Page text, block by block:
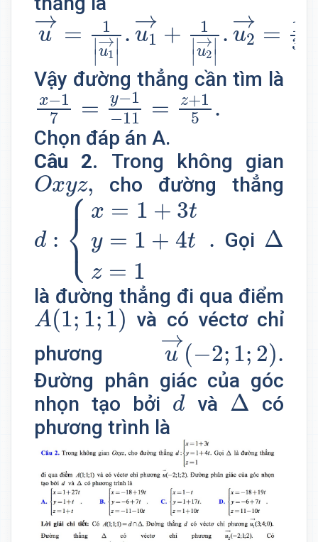
→
u =
1
∣
∣
→
u1
∣
∣
. →
u1 +
1
∣
∣
→
u2
∣
∣
. →
u2 =
1
3
u→=1|u →| → 1|u →
Vậy đường thẳng cần tìm là
x−1
7
= y−1
−11 = z+1
5
.
x−1 7=y−1−11= z+1 5.
Chọn đáp án A.
Câu 2. Trong không gian
Oxyz,
Oxyz, cho đường thẳng
d : ⎧
⎨
⎩
x = 1 + 3t
y = 1 + 4t
z = 1
.
d:{x=1 +3ty =1+4tz 1.
Gọi Δ
Δ
là đường thẳng đi qua điểm
A(1; 1; 1)
A(1;1;1)
và có véctơ chỉ
phương
→
u (−2; 1; 2).
u→ (−2;1 2).
Đường phân giác của góc
nhọn tạo bởi d
d và Δ
Δ
có
phương trình là